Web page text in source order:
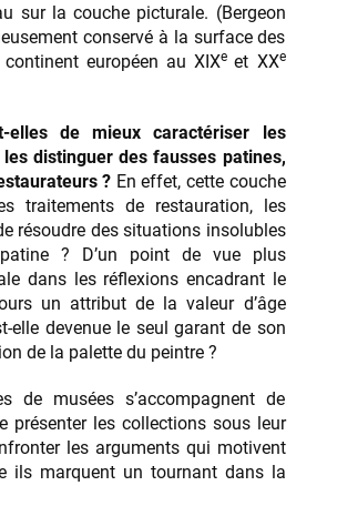
sur la couche picturale. (Bergeon
conservé à la surface des
européen au XIXe et XXe
elles de mieux caractériser les
distinguer des fausses patines,
? En effet, cette couche
traitements de restauration, les
résoudre des situations insolubles
? D’un point de vue plus
dans les réflexions encadrant le
un attribut de la valeur d’âge
elle devenue le seul garant de son
de la palette du peintre ?
de musées s’accompagnent de
présenter les collections sous leur
les arguments qui motivent
ils marquent un tournant dans la